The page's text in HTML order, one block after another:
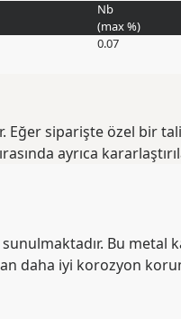
Nb
(max%)
0.07
Eğer siparişte özel bir
ayrıca
Bu
daha iyi korozyon